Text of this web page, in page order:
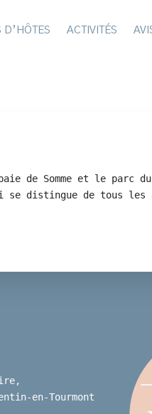
D’HÔTES ACTIVITÉS
de Somme et le parc du
se distingue de tous
en-Tourmont